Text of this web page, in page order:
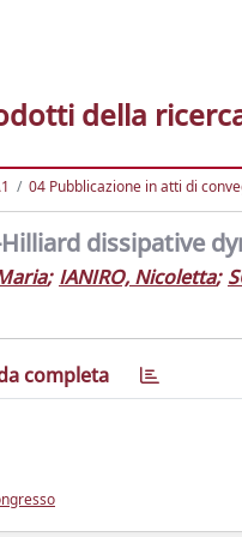
della
04 Pubblicazione in atti di
dissipative
; IANIRO, Nicoletta;
completa